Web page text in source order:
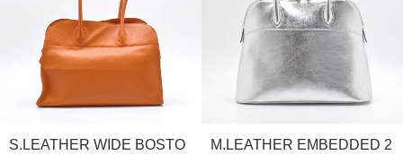
S.LEATHER WIDE BOSTO
M.LEATHER EMBEDDED 2